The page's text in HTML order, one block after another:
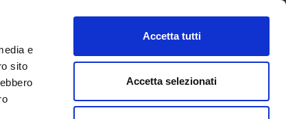
e
sito
Accetta tutti
Accetta selezionati
CONTATTI URP SERVIZI ONLINE
Seguici su FacebookTwitterInstagram
LinkedIn
cerca nel sito